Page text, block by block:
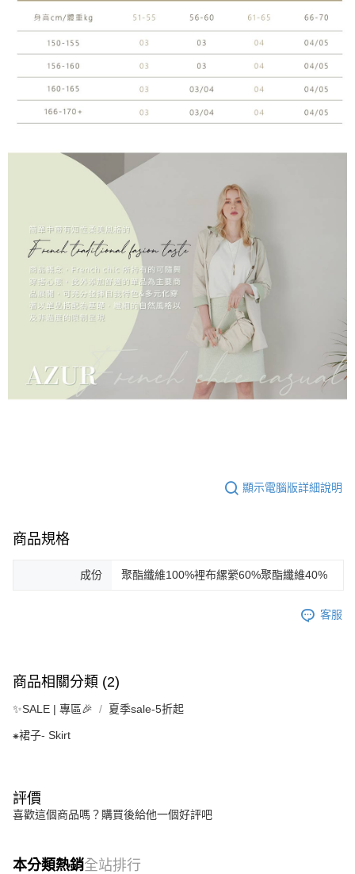
顯示電腦版詳細說明
商品規格
成份 聚酯纖維100%裡布縲縈60%聚酯纖維40%
客服
商品相關分類 (2)
✨SALE | 專區🎉 夏季sale-5折起
⁕裙子- Skirt
評價
喜歡這個商品嗎？購買後給他一個好評吧
本分類熱銷全站排行